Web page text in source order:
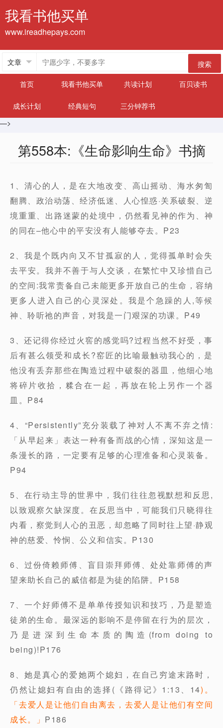
我看书他买单
www.ireadhepays.com
搜索
首页
我看书他买单 共读计划 百贝读书
成长计划 经典短句
三分钟荐书
—>
第558本:《生命影响生命》书摘
1、清心的人，是在大地改变、高山摇动、海水匆訇
翻腾、政治动荡、经济低迷、人心惶惑·关系破裂、逆
境重重、出路迷蒙的处境中，仍然看见神的作为、神
的同在–他心中的平安没有人能够夺去。P23
2、我是个既内向又不甘孤寂的人，觉得孤单时会失
去平安。我并不善于与人交谈，在繁忙中又珍惜自己
的空间:我常责备自己未能更多开放自己的生命，容纳
更多人进入自己的心灵深处。我是个急躁的人,等候
神、聆听祂的声音，对我是一门艰深的功课。P49
3、还记得你经过火窖的感觉吗?过程当然不好受，事
后有甚么领受和成长?窑匠的比喻最触动我心的，是
他没有丢弃那些在陶造过程中破裂的器皿，他细心地
将碎片收拾，糅合在一起，再放在轮上另作一个器
皿。P84
4、“Persistently”充分装载了神对人不离不弃之情:
「从早起来」表达一种有备而战的心情，深知这是一
条漫长的路，一定要有足够的心理准备和心灵装备。
P94
5、在行动主导的世界中，我们往往忽视默想和反思,
以致观察欠缺深度。在反思当中，可能我们只晓得往
内看，察觉到人心的丑恶，却忽略了同时往上望·静观
神的慈爱、怜悯、公义和信实。P130
6、过份倚赖师傅、盲目崇拜师傅、处处靠师傅的声
望来助长自己的威信都是为徒的陷阱。P158
7、一个好师傅不是单单传授知识和技巧，乃是塑造
徒弟的生命。最深远的影响不是停留在行为的层次，
乃是进深到生命本质的陶造(from doing to
being)!P176
8、她是真心的爱她两个媳妇，在自己穷途末路时，
仍然让媳妇有自由的选择(《路得记》1:13、14)。
「去爱人是让他们自由离去，去爱人是让他们有空间
成长。」 P186